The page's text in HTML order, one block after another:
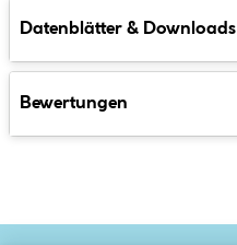
Datenblätter & Downloads
Bewertungen